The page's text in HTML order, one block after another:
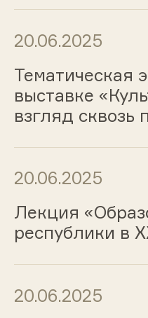
20.06.2025
Тематическая
выставке
взгляд сквозь
20.06.2025
Лекция
республики в
20.06.2025